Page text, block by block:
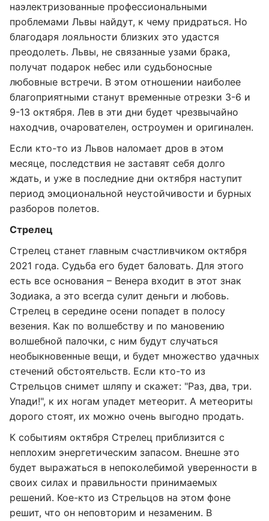
наэлектризованные профессиональными
проблемами Львы найдут, к чему придраться. Но
благодаря лояльности близких это удастся
преодолеть. Львы, не связанные узами брака,
получат подарок небес или судьбоносные
любовные встречи. В этом отношении наиболее
благоприятными станут временные отрезки 3-6 и
9-13 октября. Лев в эти дни будет чрезвычайно
находчив, очарователен, остроумен и оригинален.
Если кто-то из Львов наломает дров в этом
месяце, последствия не заставят себя долго
ждать, и уже в последние дни октября наступит
период эмоциональной неустойчивости и бурных
разборов полетов.
Стрелец
Стрелец станет главным счастливчиком октября
2021 года. Судьба его будет баловать. Для этого
есть все основания – Венера входит в этот знак
Зодиака, а это всегда сулит деньги и любовь.
Стрелец в середине осени попадет в полосу
везения. Как по волшебству и по мановению
волшебной палочки, с ним будут случаться
необыкновенные вещи, и будет множество удачных
стечений обстоятельств. Если кто-то из
Стрельцов снимет шляпу и скажет: "Раз, два, три.
Упади!", к их ногам упадет метеорит. А метеориты
дорого стоят, их можно очень выгодно продать.
К событиям октября Стрелец приблизится с
неплохим энергетическим запасом. Внешне это
будет выражаться в непоколебимой уверенности в
своих силах и правильности принимаемых
решений. Кое-кто из Стрельцов на этом фоне
решит, что он неповторим и незаменим. В